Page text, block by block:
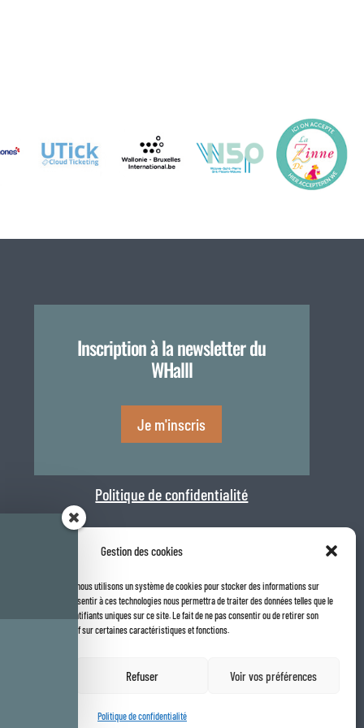
Gestion des cookies
meilleure expérience, nous utilisons un système de cookies pour stocker des informations sur
internet. Le fait de consentir à ces technologies nous permettra de traiter des données telles que le
navigation ou les identifiants uniques sur ce site. Le fait de ne pas consentir ou de retirer son
avoir un effet négatif sur certaines caractéristiques et fonctions.
Refuser Voir vos préférences
Politique de confidentialité
Inscription à la newsletter du
WHalll
Je m'inscris
Politique de confidentialité
 Rapport de transparence 2025